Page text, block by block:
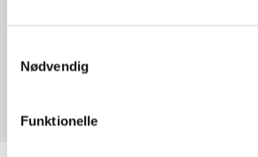
Nødvendig
Funktionelle